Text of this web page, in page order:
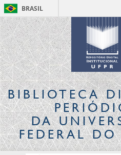
BRASIL
BIBLIOTECA
DA
FEDERAL